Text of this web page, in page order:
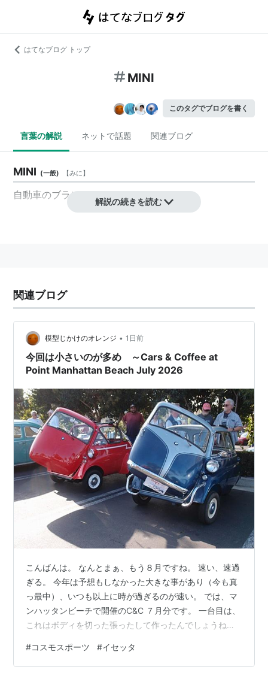
はてなブログ トップ
MINI
このタグでブログを書く
言葉の解説 ネットで話題 関連ブログ
MINI (一般) 【みに】
自動車のブランド。→ミニ
解説の続きを読む
関連ブログ
模型じかけのオレンジ • 1日前
今回は小さいのが多め ～Cars & Coffee at
Point Manhattan Beach July 2026
こんばんは。 なんとまぁ、もう８月ですね。 速い、速過
ぎる。 今年は予想もしなかった大きな事があり（今も真
っ最中）、いつも以上に時が過ぎるのが速い。 では、マ
ンハッタンビーチで開催のC&C ７月分です。 一台目は、
これはボディを切った張ったして作ったんでしょうね。
付いてないですね。 そこそこ高さがあるので、跨いで乗
り込むのは結構大変そう。 で、このミニサイズのMiniの
#コスモスポーツ #イセッタ